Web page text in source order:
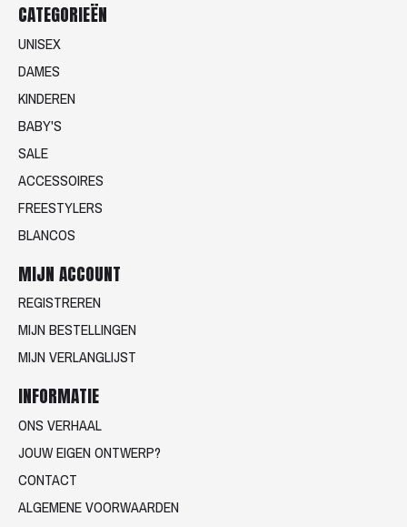
CATEGORIEËN
UNISEX
DAMES
KINDEREN
BABY'S
SALE
ACCESSOIRES
FREESTYLERS
BLANCOS
MIJN ACCOUNT
REGISTREREN
MIJN BESTELLINGEN
MIJN VERLANGLIJST
INFORMATIE
ONS VERHAAL
JOUW EIGEN ONTWERP?
CONTACT
ALGEMENE VOORWAARDEN